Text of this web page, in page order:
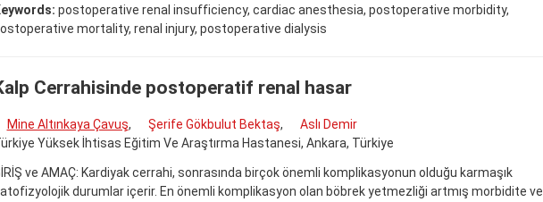
postoperative renal insufficiency, cardiac anesthesia, postoperative morbidity,
mortality, renal injury, postoperative dialysis
Cerrahisinde postoperatif renal hasar
Mine Altınkaya Çavuş, Şerife Gökbulut Bektaş,
Aslı Demir
Yüksek İhtisas Eğitim Ve Araştırma Hastanesi, Ankara, Türkiye
ve AMAÇ: Kardiyak cerrahi, sonrasında birçok önemli komplikasyonun olduğu karmaşık
durumlar içerir. En önemli komplikasyon olan böbrek yetmezliği artmış morbidite ve